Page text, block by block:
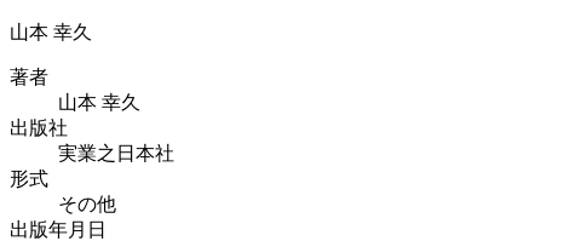
山本 幸久
著者
山本 幸久
出版社
実業之日本社
形式
その他
出版年月日